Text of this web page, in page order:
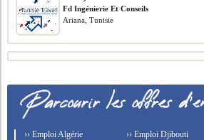
Fd Ingénierie Et Conseils
Ariana, Tunisie
›› Emploi Algérie
›› Emploi Djibouti